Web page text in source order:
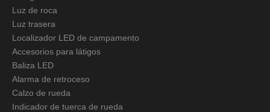
Modelo:NWH-KY10
Descripción del producto
Especificación técnica
Tamaño:
personalizado
Luz de roca
Luz trasera
Localizador LED de campamento
Accesorios para látigos
Baliza LED
Alarma de retroceso
Calzo de rueda
Indicador de tuerca de rueda